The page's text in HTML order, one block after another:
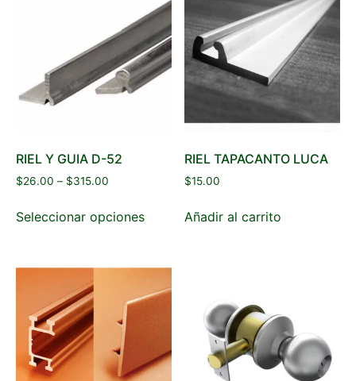
RIEL Y GUIA D-52
$26.00 – $315.00
Seleccionar opciones
RIEL TAPACANTO LUCA
$15.00
Añadir al carrito